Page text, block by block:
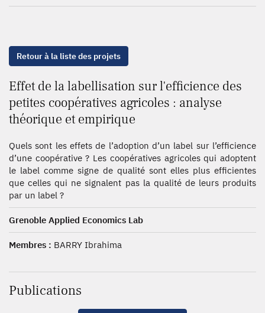
Retour à la liste des projets
Effet de la labellisation sur l'efficience des
petites coopératives agricoles : analyse
théorique et empirique
Quels sont les effets de l’adoption d’un label sur l’efficience
d’une coopérative ? Les coopératives agricoles qui adoptent
le label comme signe de qualité sont elles plus efficientes
que celles qui ne signalent pas la qualité de leurs produits
par un label ?
Grenoble Applied Economics Lab
Membres : BARRY Ibrahima
Publications